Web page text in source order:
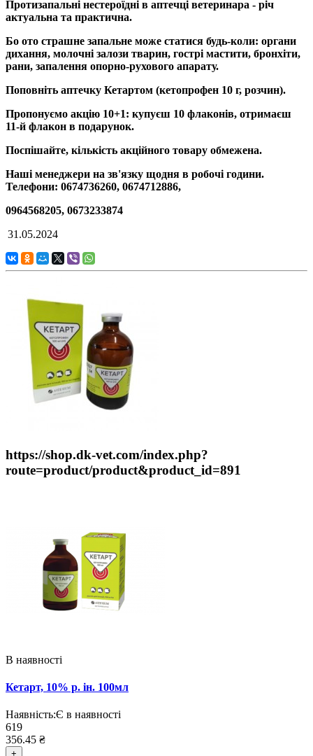
Протизапальні нестероїдні в аптечці ветеринара - річ
актуальна та практична.
Бо ото страшне запальне може статися будь-коли: органи
дихання, молочні залози тварин, гострі мастити, бронхіти,
рани, запалення опорно-рухового апарату.
Поповніть аптечку Кетартом (кетопрофен 10 г, розчин).
Пропонуємо акцію 10+1: купуєш 10 флаконів, отримаєш
11-й флакон в подарунок.
Поспішайте, кількість акційного товару обмежена.
Наші менеджери на зв'язку щодня в робочі години.
Телефони: 0674736260, 0674712886,
0964568205, 0673233874
31.05.2024
https://shop.dk-vet.com/index.php?
route=product/product&product_id=891
В наявності
Кетарт, 10% р. ін. 100мл
Наявність:Є в наявності
619
356.45 ₴
+